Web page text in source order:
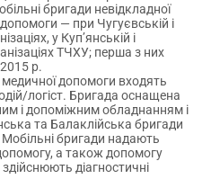
бригади невідкладної
— при Чугуєвській і
у Куп’янській і
ТЧХУ; перша з них
р.
допомоги входять
логіст. Бригада оснащена
і допоміжним обладнанням і
та Балаклійська бригади
бригади надають
а також допомогу
діагностичні